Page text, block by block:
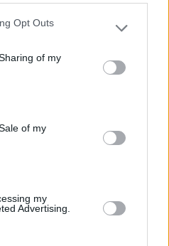
uses one or more Google
behaviour. You may click to
and its third-party tags to
purposes in below Google
Opt Outs
of my
of my
my
Advertising.
do
a escuta